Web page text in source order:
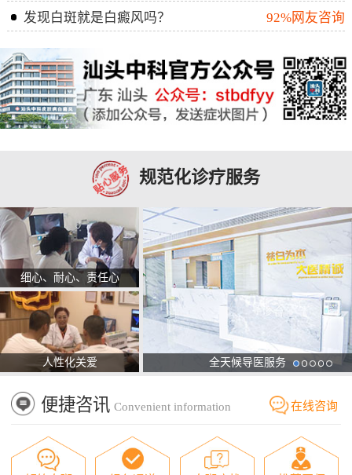
发现白斑就是白癜风吗？
92%网友咨询
规范化诊疗服务
细心、耐心、责任心
人性化关爱 全天候导医服务
便捷咨讯 Convenient information 在线咨询